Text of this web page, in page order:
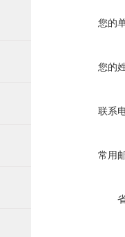
您的
您的
联系
常用